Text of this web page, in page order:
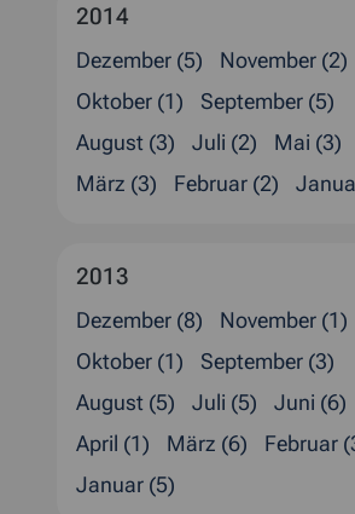
2014
Dezember (5)
November (2)
Oktober (1)
September (5)
August (3)
Juli (2) Mai (3)
März (3)
Februar (2)
2013
Dezember (8)
November (1)
Oktober (1)
September (3)
August (5)
Juli (5) Juni (6)
April (1)
März (6)
Februar
Januar (5)